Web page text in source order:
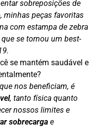
sobreposições de
, minhas peças favoritas
com estampa de zebra
que se tornou um best-
se mantém saudável e
nos beneficiam, é
, tanto física quanto
nossos limites e
sobrecarga e